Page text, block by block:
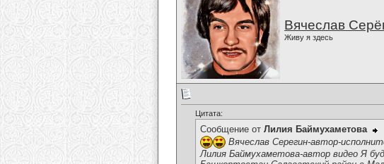
Вячеслав
Живу я здесь
Цитата:
Сообщение от Лилия Баймухаметова
Вячеслав Серегин-автор-
Лилия Баймухаметова-автор видео Я